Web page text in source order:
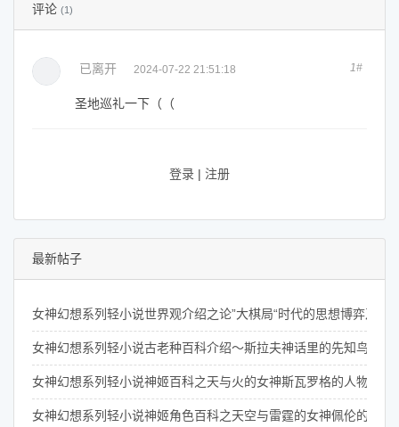
评论 (1)
已离开 2024-07-22 21:51:18 1#
圣地巡礼一下（（
登录 | 注册
最新帖子
女神幻想系列轻小说世界观介绍之论”大棋局“时代的思想博弈及其
女神幻想系列轻小说古老种百科介绍～斯拉夫神话里的先知鸟们
女神幻想系列轻小说神姬百科之天与火的女神斯瓦罗格的人物介绍
女神幻想系列轻小说神姬角色百科之天空与雷霆的女神佩伦的介绍